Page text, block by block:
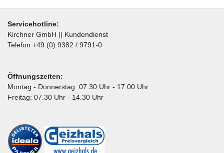
Servicehotline:
Kirchner GmbH || Kundendienst
Telefon +49 (0) 9382 / 9791-0
Öffnungszeiten:
Montag - Donnerstag: 07.30 Uhr - 17.00 Uhr
Freitag: 07.30 Uhr - 14.30 Uhr